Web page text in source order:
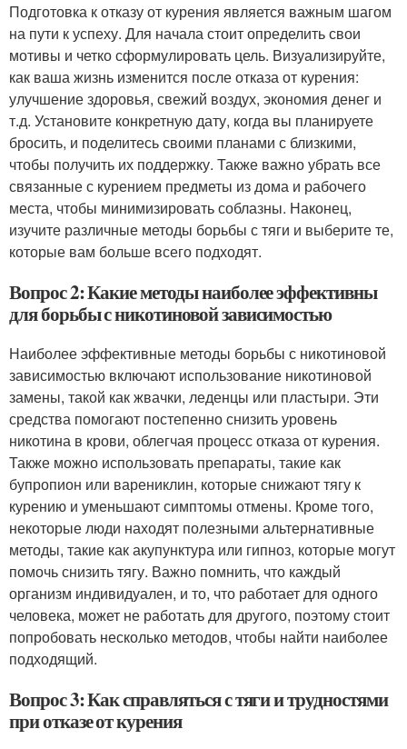
Подготовка к отказу от курения является важным шагом
на пути к успеху. Для начала стоит определить свои
мотивы и четко сформулировать цель. Визуализируйте,
как ваша жизнь изменится после отказа от курения:
улучшение здоровья, свежий воздух, экономия денег и
т.д. Установите конкретную дату, когда вы планируете
бросить, и поделитесь своими планами с близкими,
чтобы получить их поддержку. Также важно убрать все
связанные с курением предметы из дома и рабочего
места, чтобы минимизировать соблазны. Наконец,
изучите различные методы борьбы с тяги и выберите те,
которые вам больше всего подходят.
Вопрос 2: Какие методы наиболее эффективны
для борьбы с никотиновой зависимостью
Наиболее эффективные методы борьбы с никотиновой
зависимостью включают использование никотиновой
замены, такой как жвачки, леденцы или пластыри. Эти
средства помогают постепенно снизить уровень
никотина в крови, облегчая процесс отказа от курения.
Также можно использовать препараты, такие как
бупропион или варениклин, которые снижают тягу к
курению и уменьшают симптомы отмены. Кроме того,
некоторые люди находят полезными альтернативные
методы, такие как акупунктура или гипноз, которые могут
помочь снизить тягу. Важно помнить, что каждый
организм индивидуален, и то, что работает для одного
человека, может не работать для другого, поэтому стоит
попробовать несколько методов, чтобы найти наиболее
подходящий.
Вопрос 3: Как справляться с тяги и трудностями
при отказе от курения